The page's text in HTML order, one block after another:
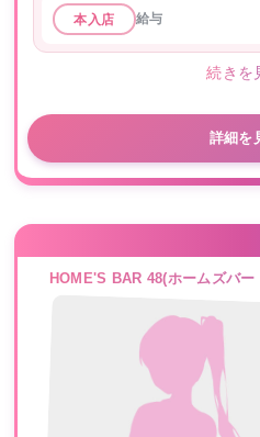
本入店 給与
続きを
詳細を
HOME'S BAR 48(ホームズバー